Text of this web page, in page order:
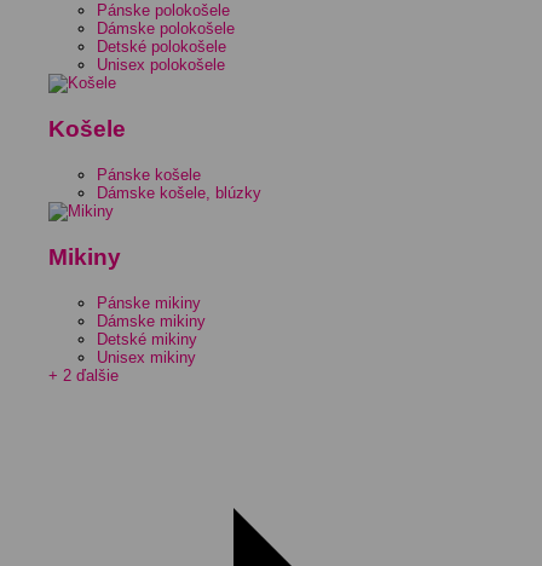
Pánske polokošele
Dámske polokošele
Detské polokošele
Unisex polokošele
Košele
Pánske košele
Dámske košele, blúzky
Mikiny
Pánske mikiny
Dámske mikiny
Detské mikiny
Unisex mikiny
+ 2 ďalšie